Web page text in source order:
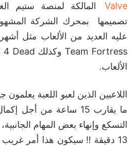
Valve
المالكة لمنصة ستيم
عليه العديد من الألعاب مثل
الألعاب.
اللاعبين الذين لعبو اللعبة يعلمون
ما يقارب 15 ساعة من
التسكع وإنهاء بعض المهام
13 دقيقة !! سيكون هذا أمر